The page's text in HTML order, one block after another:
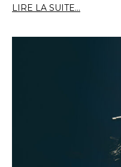
LIRE LA SUITE...